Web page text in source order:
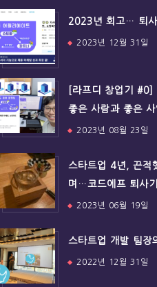
2023년 회고… 퇴
2023년 12월 31일
[라프디 창업기
좋은 사람과 좋은 사
2023년 08월 23일
스타트업 4년, 끈적
며…코드에프 퇴사기
2023년 06월 19일
스타트업 개발 팀
2022년 12월 31일